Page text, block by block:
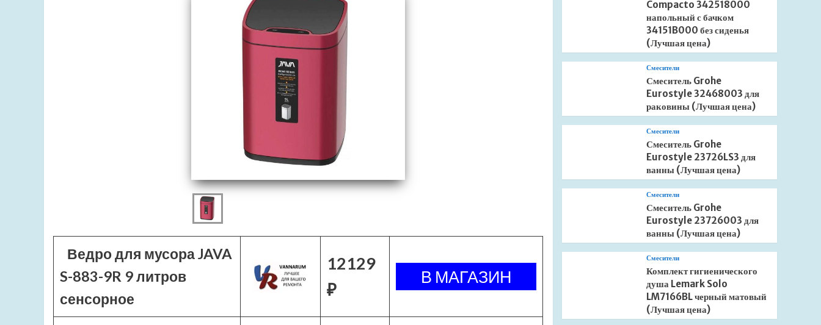
Ведро для мусора JAVA
S-883-9R 9 литров
сенсорное
12129
₽
Compacto 342518000
напольный с бачком
34151B000 без сиденья
(Лучшая цена)
Смесители
Смеситель Grohe
Eurostyle 32468003 для
раковины (Лучшая цена)
Смесители
Смеситель Grohe
Eurostyle 23726LS3 для
ванны (Лучшая цена)
Смесители
Смеситель Grohe
Eurostyle 23726003 для
ванны (Лучшая цена)
Смесители
Комплект гигиенического
душа Lemark Solo
LM7166BL черный матовый
(Лучшая цена)